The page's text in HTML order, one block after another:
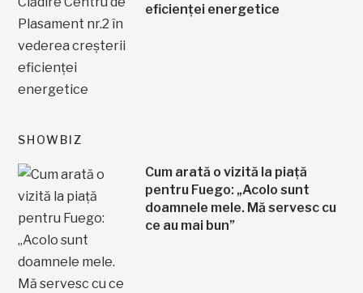
eficienței energetice
SHOWBIZ
Cum arată o vizită la piață
pentru Fuego: „Acolo sunt
doamnele mele. Mă servesc cu
ce au mai bun”